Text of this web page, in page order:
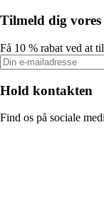
Tilmeld dig
Få 10 % rabat ved at
Hold kontakten
Find os på sociale